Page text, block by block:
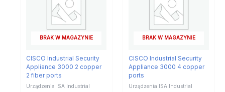
BRAK W MAGAZYNIE
CISCO Industrial Security
Appliance 3000 2 copper
2 fiber ports
Urządzenia ISA Industrial
BRAK W MAGAZYNIE
CISCO Industrial Security
Appliance 3000 4 copper
ports
Urządzenia ISA Industrial